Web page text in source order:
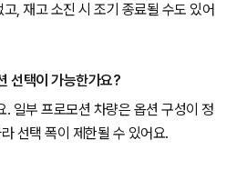
, 재고 소진 시 조기 종료될 수도 있어
선택이 가능한가요?
일부 프로모션 차량은 옵션 구성이 정
선택 폭이 제한될 수 있어요.